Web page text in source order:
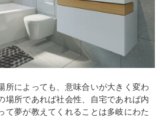
所によっても、意味合いが大きく変わ
場所であれば社会性、自宅であれば内
て夢が教えてくれることは多岐にわた